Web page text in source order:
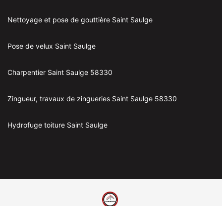
Nettoyage et pose de gouttière Saint Saulge
Pose de velux Saint Saulge
Charpentier Saint Saulge 58330
Zingueur, travaux de zingueries Saint Saulge 58330
Hydrofuge toiture Saint Saulge